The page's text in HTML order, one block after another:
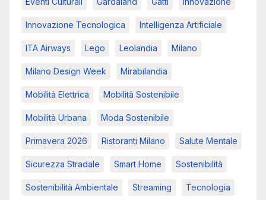
Innovazione Tecnologica Intelligenza Artificiale
ITA Airways Lego Leolandia Milano
Milano Design Week Mirabilandia
Mobilità Elettrica Mobilità Sostenibile
Mobilità Urbana Moda Sostenibile
Primavera 2026 Ristoranti Milano Salute Mentale
Sicurezza Stradale Smart Home Sostenibilità
Sostenibilità Ambientale Streaming Tecnologia